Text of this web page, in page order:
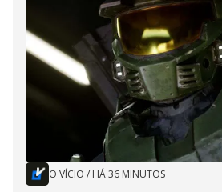
O VÍCIO / HÁ 36 MINUTOS